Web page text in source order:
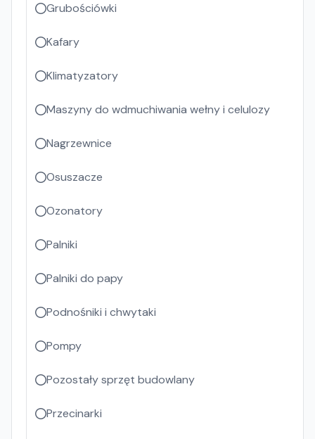
Grubościówki
Kafary
Klimatyzatory
Maszyny do wdmuchiwania wełny i celulozy
Nagrzewnice
Osuszacze
Ozonatory
Palniki
Palniki do papy
Podnośniki i chwytaki
Pompy
Pozostały sprzęt budowlany
Przecinarki